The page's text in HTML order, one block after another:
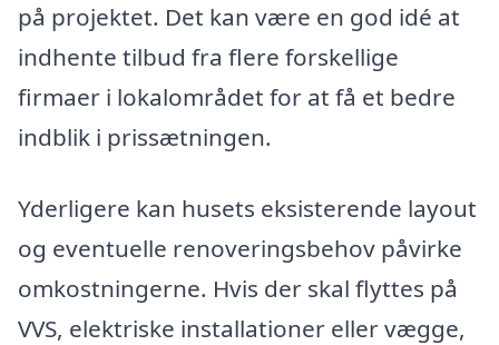
på projektet. Det kan være en god idé at
indhente tilbud fra flere forskellige
firmaer i lokalområdet for at få et bedre
indblik i prissætningen.
Yderligere kan husets eksisterende layout
og eventuelle renoveringsbehov påvirke
omkostningerne. Hvis der skal flyttes på
VVS, elektriske installationer eller vægge,